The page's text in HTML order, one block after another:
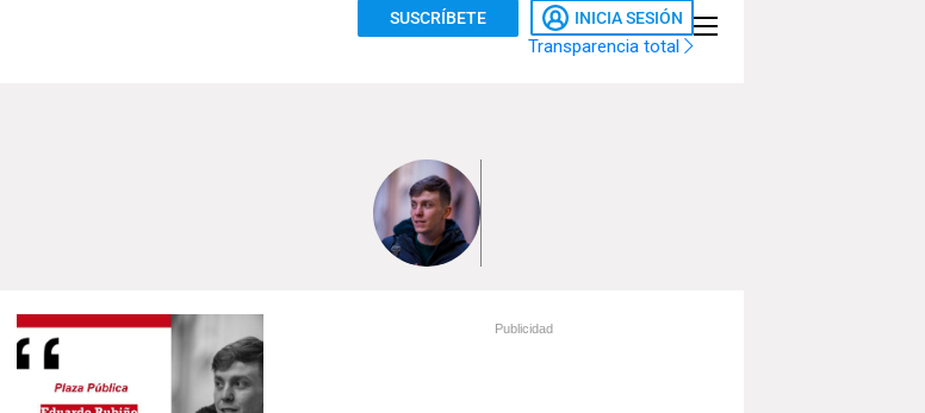
SUSCRÍBETE INICIA SESIÓN
Transparencia total
Publicidad